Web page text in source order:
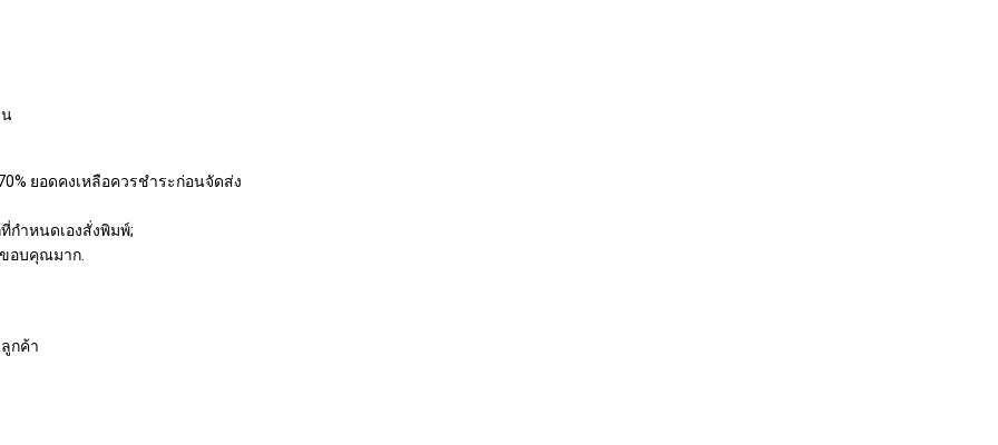
ยอดคงเหลือควรชำระก่อนจัดส่ง
กำหนดเองสั่งพิมพ์;
อบคุณมาก.
กค้า